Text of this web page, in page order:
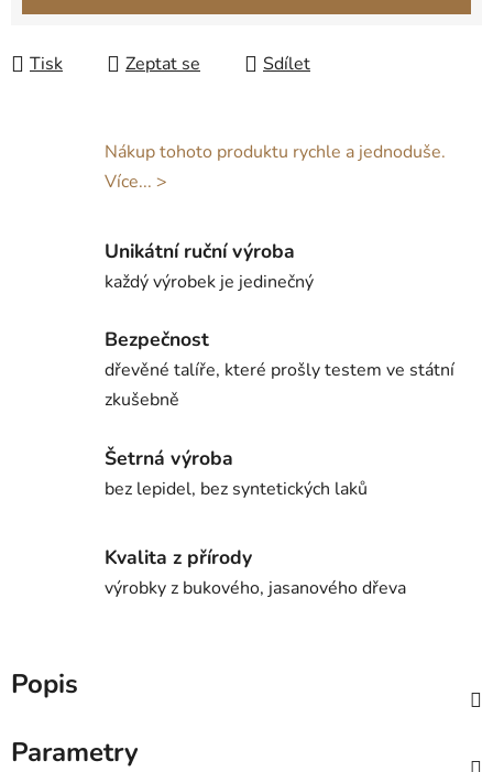
Tisk Zeptat se Sdílet
Nákup tohoto produktu rychle a jednoduše.
Více... >
Unikátní ruční výroba
každý výrobek je jedinečný
Bezpečnost
dřevěné talíře, které prošly testem ve státní
zkušebně
Šetrná výroba
bez lepidel, bez syntetických laků
Kvalita z přírody
výrobky z bukového, jasanového dřeva
Popis
Parametry